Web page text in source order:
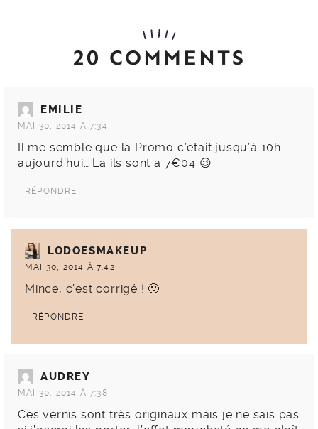
20 COMMENTS
EMILIE
MAI 30, 2014 À 7:34
Il me semble que la Promo c’était jusqu’à 10h
aujourd’hui… La ils sont a 7€04 😉
RÉPONDRE
LODOESMAKEUP
MAI 30, 2014 À 7:42
Mince, c’est corrigé ! 🙂
RÉPONDRE
AUDREY
MAI 30, 2014 À 7:38
Ces vernis sont très originaux mais je ne sais pas